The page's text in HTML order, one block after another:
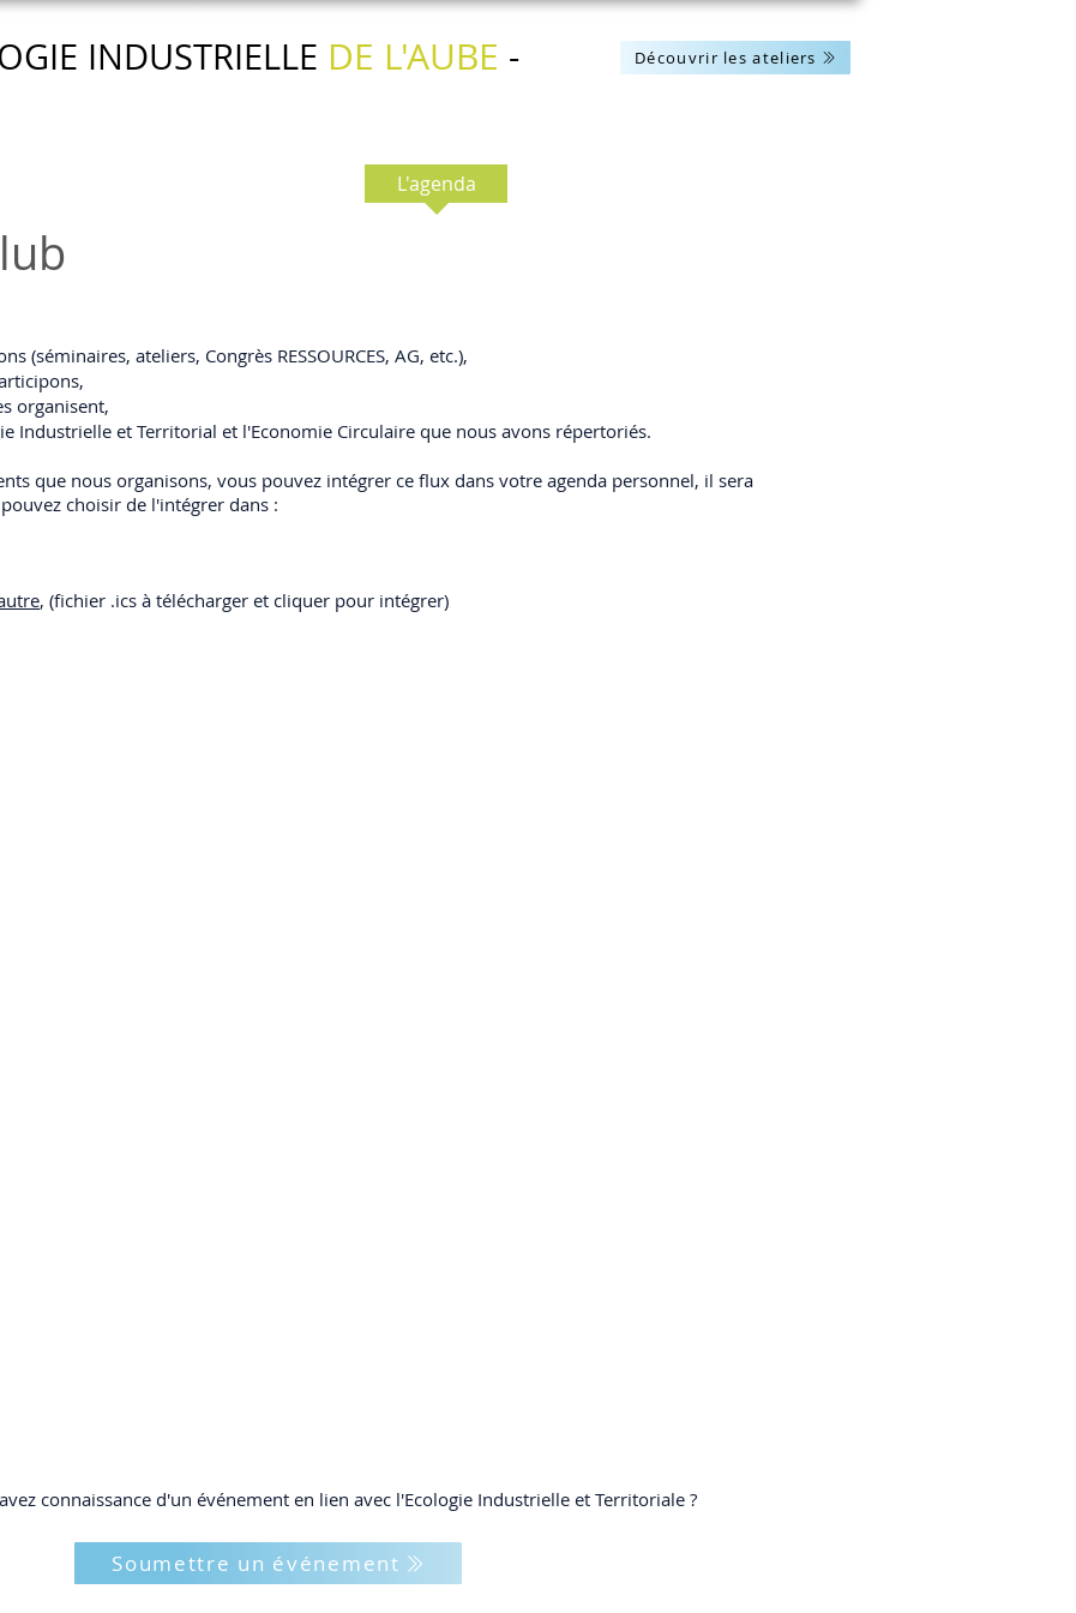
INDUSTRIELLE DE L'AUBE -
Découvrir les ateliers
L'agenda
(séminaires, ateliers, Congrès RESSOURCES, AG, etc.),
organisent,
Industrielle et Territorial et l'Economie Circulaire que nous avons répertoriés.
que nous organisons, vous pouvez intégrer ce flux dans votre agenda personnel, il sera
choisir de l'intégrer dans :
, (fichier .ics à télécharger et cliquer pour intégrer)
connaissance d'un événement en lien avec l'Ecologie Industrielle et Territoriale ?
Soumettre un événement